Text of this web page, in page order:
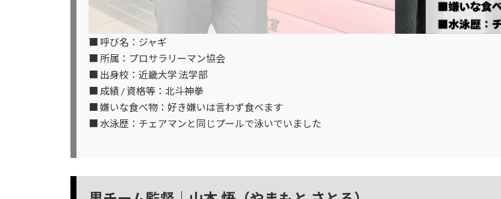
■ 呼び名：ジャギ
■ 所属：プロサラリーマン協会
■ 出身校：近畿大学 法学部
■ 成績 / 資格等：北斗神拳
■ 嫌いな食べ物：好き嫌いは言わず食べます
■ 水泳歴：チェアマンと同じプールで泳いでいました